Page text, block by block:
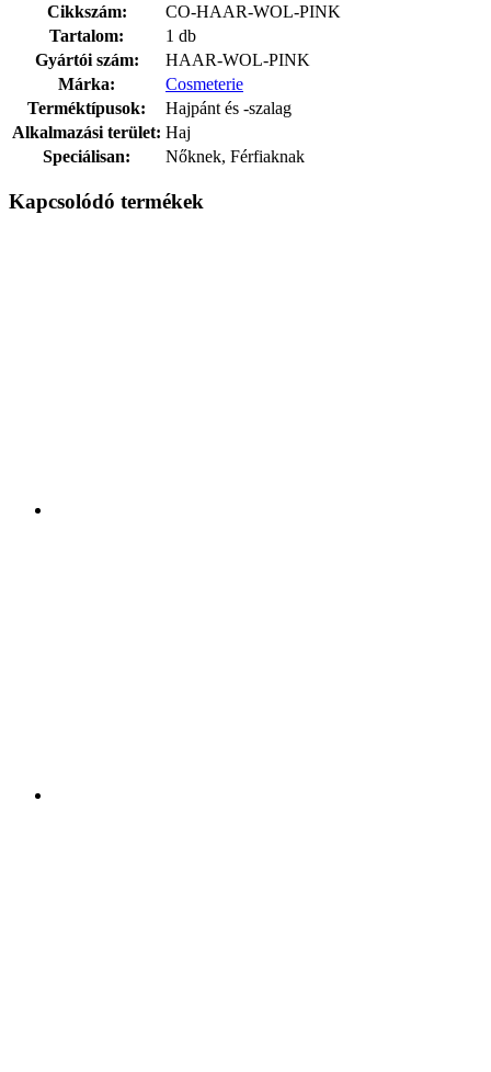
Cikkszám:
CO-HAAR-WOL-PINK
Tartalom:
1 db
Gyártói szám:
HAAR-WOL-PINK
Márka:
Cosmeterie
Terméktípusok:
Hajpánt és -szalag
Alkalmazási terület: Haj
Speciálisan:
Nőknek, Férfiaknak
Kapcsolódó termékek